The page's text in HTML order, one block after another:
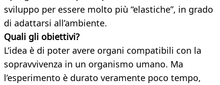
sviluppo per essere molto più “elastiche”, in grado
di adattarsi all’ambiente.
Quali gli obiettivi?
L’idea è di poter avere organi compatibili con la
sopravvivenza in un organismo umano. Ma
l’esperimento è durato veramente poco tempo,